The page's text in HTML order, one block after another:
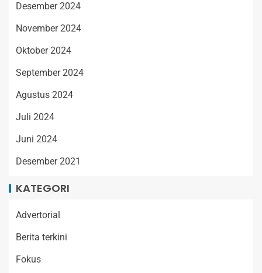
Desember 2024
November 2024
Oktober 2024
September 2024
Agustus 2024
Juli 2024
Juni 2024
Desember 2021
KATEGORI
Advertorial
Berita terkini
Fokus